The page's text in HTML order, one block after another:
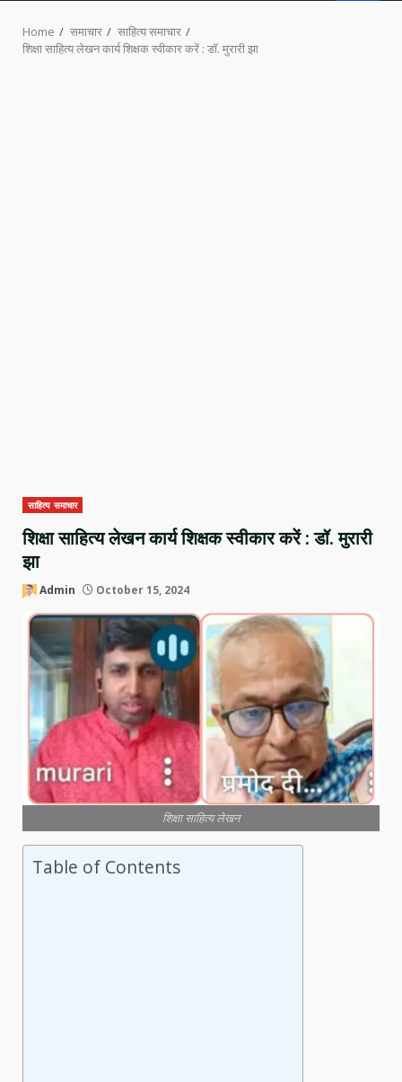
Home समाचार
साहित्य समाचार
शिक्षा साहित्य लेखन कार्य शिक्षक स्वीकार करें : डॉ. मुरारी झा
साहित्य समाचार
शिक्षा साहित्य लेखन कार्य शिक्षक स्वीकार करें : डॉ. मुरारी
झा
Admin October 15, 2024
शिक्षा साहित्य लेखन
Table of Contents